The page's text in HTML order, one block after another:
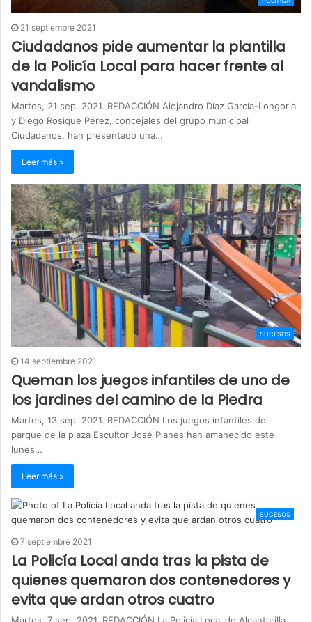
21 septiembre 2021
Ciudadanos pide aumentar la plantilla
de la Policía Local para hacer frente al
vandalismo
Martes, 21 sep. 2021. REDACCIÓN Alejandro Díaz García-Longoria
y Diego Rosique Pérez, concejales del grupo municipal
Ciudadanos, han presentado una…
Leer más »
SUCESOS
14 septiembre 2021
Queman los juegos infantiles de uno de
los jardines del camino de la Piedra
Martes, 13 sep. 2021. REDACCIÓN Los juegos infantiles del
parque de la plaza Escultor José Planes han amanecido este
lunes…
Leer más »
SUCESOS
7 septiembre 2021
La Policía Local anda tras la pista de
quienes quemaron dos contenedores y
evita que ardan otros cuatro